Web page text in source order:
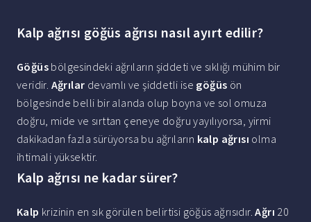
Kalp ağrısı göğüs ağrısı nasıl ayırt edilir?
Göğüs bölgesindeki ağrıların şiddeti ve sıklığı mühim bir
veridir. Ağrılar devamlı ve şiddetli ise göğüs ön
bölgesinde belli bir alanda olup boyna ve sol omuza
doğru, mide ve sırttan çeneye doğru yayılıyorsa, yirmi
dakikadan fazla sürüyorsa bu ağrıların kalp ağrısı olma
ihtimali yüksektir.
Kalp ağrısı ne kadar sürer?
Kalp krizinin en sık görülen belirtisi göğüs ağrısıdır.Ağrı 20